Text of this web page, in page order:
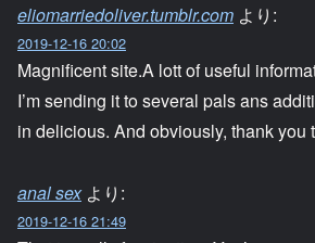
eliomarriedoliver.tumblr.com より:
2019-12-16 20:02
Magnificent site.A lott of useful
I’m sending it to several pals ans
in delicious. And obviously, thank you
anal sex より:
2019-12-16 21:49